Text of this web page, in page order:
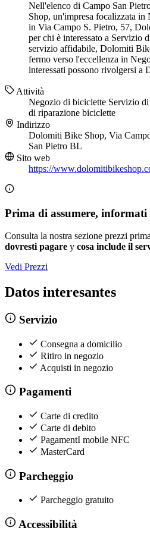
Nell'elenco di Campo San
Shop, un'impresa focalizzata
in Via Campo S. Pietro, 57,
per chi è interessato a Servizio
servizio affidabile, Dolomiti
fermo verso l'eccellenza in
interessati possono rivolgersi a
Attività
Negozio di biciclette Servizio
di riparazione biciclette
Indirizzo
Dolomiti Bike Shop, Via
San Pietro BL
Sito web
https://
Prima di assumere, informati
Consulta la nostra sezione prezzi
dovresti pagare y cosa include il
Vedi Prezzi
Datos interesantes
Servizio
Consegna a domicilio
Ritiro in negozio
Acquisti in negozio
Pagamenti
Carte di credito
Carte di debito
PagamentI mobile NFC
MasterCard
Parcheggio
Parcheggio gratuito
Accessibilità